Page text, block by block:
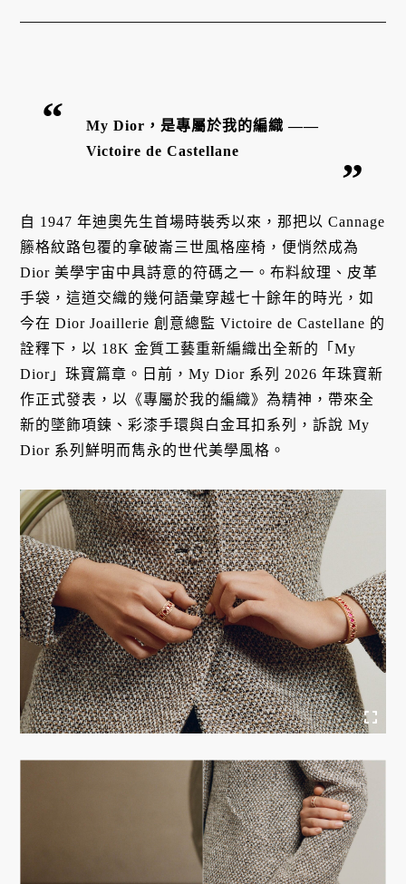
My Dior，是專屬於我的編織 ——
Victoire de Castellane
自 1947 年迪奧先生首場時裝秀以來，那把以 Cannage
籐格紋路包覆的拿破崙三世風格座椅，便悄然成為
Dior 美學宇宙中具詩意的符碼之一。布料紋理、皮革
手袋，這道交織的幾何語彙穿越七十餘年的時光，如
今在 Dior Joaillerie 創意總監 Victoire de Castellane 的
詮釋下，以 18K 金質工藝重新編織出全新的「My
Dior」珠寶篇章。日前，My Dior 系列 2026 年珠寶新
作正式發表，以《專屬於我的編織》為精神，帶來全
新的墜飾項鍊、彩漆手環與白金耳扣系列，訴說 My
Dior 系列鮮明而雋永的世代美學風格。